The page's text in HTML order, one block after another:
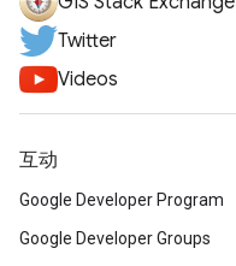
Twitter
Videos
互动
Google Developer Program
Google Developer Groups